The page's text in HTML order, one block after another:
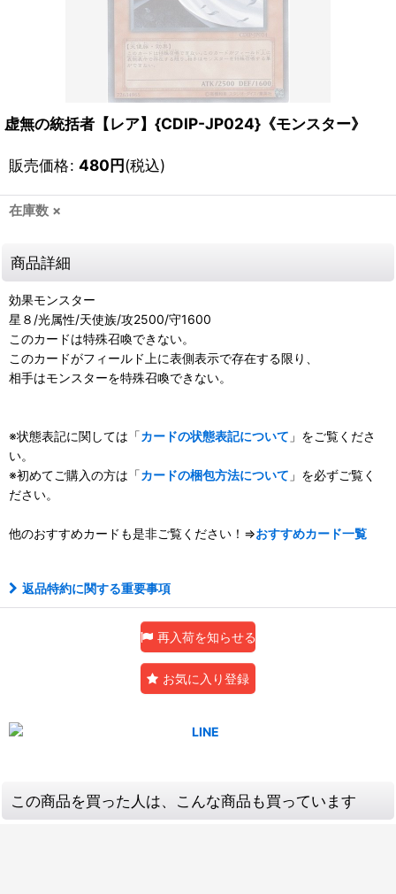
虚無の統括者【レア】{CDIP-JP024}《モンスター》
販売価格: 480円(税込)
在庫数 ×
商品詳細
効果モンスター
星８/光属性/天使族/攻2500/守1600
このカードは特殊召喚できない。
このカードがフィールド上に表側表示で存在する限り、
相手はモンスターを特殊召喚できない。
※状態表記に関しては「カードの状態表記について 」をご覧くださ
い。
※初めてご購入の方は「カードの梱包方法について 」を必ずご覧く
ださい。
他のおすすめカードも是非ご覧ください！⇒おすすめカード一覧
返品特約に関する重要事項
再入荷を知らせる
お気に入り登録
この商品を買った人は、こんな商品も買っています